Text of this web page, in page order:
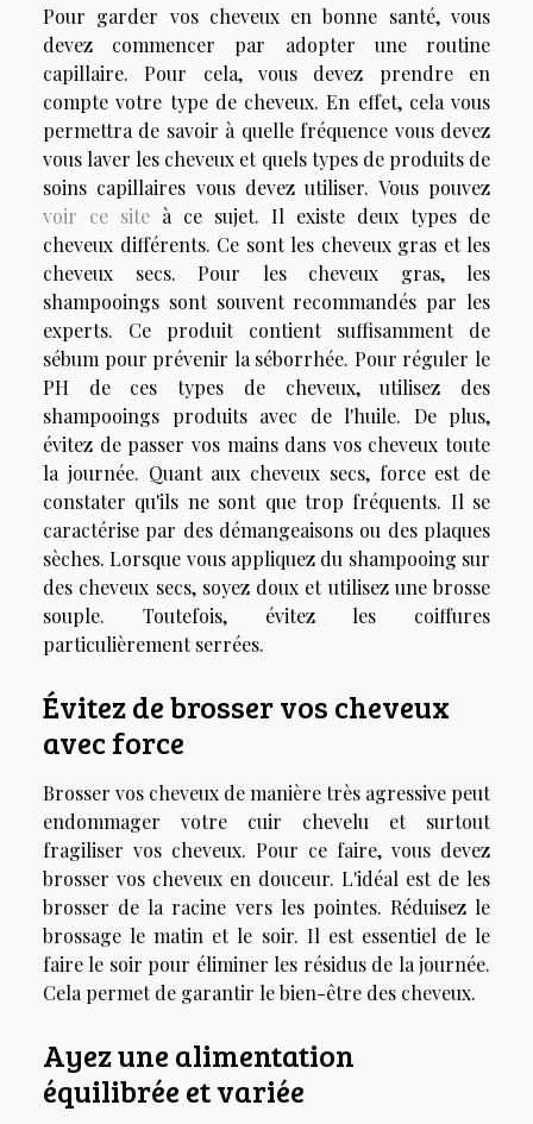
Pour garder vos cheveux en bonne santé, vous
devez commencer par adopter une routine
capillaire. Pour cela, vous devez prendre en
compte votre type de cheveux. En effet, cela vous
permettra de savoir à quelle fréquence vous devez
vous laver les cheveux et quels types de produits de
soins capillaires vous devez utiliser. Vous pouvez
voir ce site à ce sujet. Il existe deux types de
cheveux différents. Ce sont les cheveux gras et les
cheveux secs. Pour les cheveux gras, les
shampooings sont souvent recommandés par les
experts. Ce produit contient suffisamment de
sébum pour prévenir la séborrhée. Pour réguler le
PH de ces types de cheveux, utilisez des
shampooings produits avec de l'huile. De plus,
évitez de passer vos mains dans vos cheveux toute
la journée. Quant aux cheveux secs, force est de
constater qu'ils ne sont que trop fréquents. Il se
caractérise par des démangeaisons ou des plaques
sèches. Lorsque vous appliquez du shampooing sur
des cheveux secs, soyez doux et utilisez une brosse
souple. Toutefois, évitez les coiffures
particulièrement serrées.
Évitez de brosser vos cheveux
avec force
Brosser vos cheveux de manière très agressive peut
endommager votre cuir chevelu et surtout
fragiliser vos cheveux. Pour ce faire, vous devez
brosser vos cheveux en douceur. L'idéal est de les
brosser de la racine vers les pointes. Réduisez le
brossage le matin et le soir. Il est essentiel de le
faire le soir pour éliminer les résidus de la journée.
Cela permet de garantir le bien-être des cheveux.
Ayez une alimentation
équilibrée et variée